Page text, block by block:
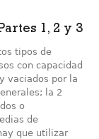
1, 2 y 3
tipos de
con capacidad
vaciados por la
la 2
o
de
que utilizar